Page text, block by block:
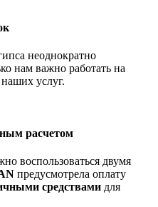
неоднократно
нам важно работать на
услуг.
расчетом
воспользоваться двумя
предусмотрела оплату
средствами для